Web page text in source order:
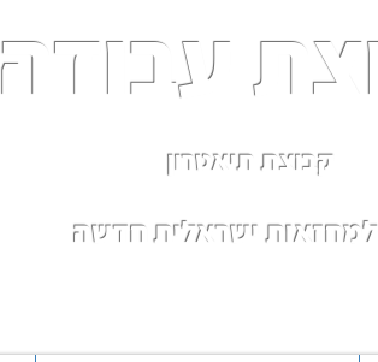
עבודה
קבוצת תיאטרון
ישראלית חדשה